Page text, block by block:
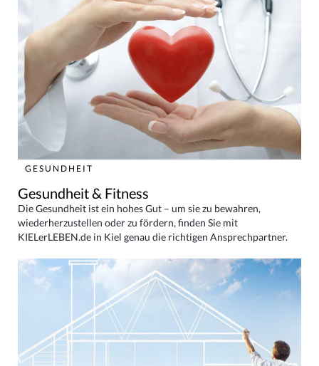
GESUNDHEIT
Gesundheit & Fitness
Die Gesundheit ist ein hohes Gut – um sie zu bewahren,
wiederherzustellen oder zu fördern, finden Sie mit
KIELerLEBEN.de in Kiel genau die richtigen Ansprechpartner.